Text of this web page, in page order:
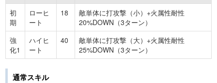
初
期
ローヒ
ート
18
敵単体に打攻撃（小）+火属性耐性
20%DOWN（3ターン）
強
化1
ハイヒ
ート
40
敵単体に打攻撃（大）+火属性耐性
25%DOWN（3ターン）
通常スキル